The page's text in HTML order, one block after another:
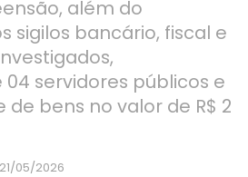
além do
sigilos bancário, fiscal e
servidores públicos e
de bens no valor de R$ 2
21/05/2026